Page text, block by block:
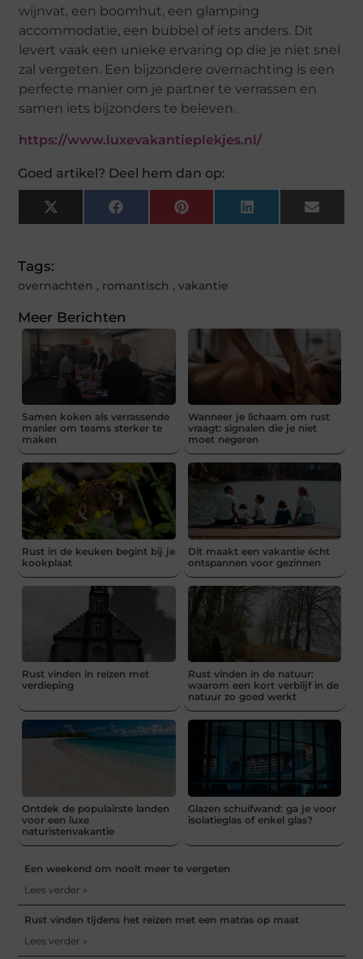
wijnvat, een boomhut, een glamping
accommodatie, een bubbel of iets anders. Dit
levert vaak een unieke ervaring op die je niet snel
zal vergeten. Een bijzondere overnachting is een
perfecte manier om je partner te verrassen en
samen iets bijzonders te beleven.
https://www.luxevakantieplekjes.nl/
Goed artikel? Deel hem dan op:
X
(Twitter)
FacebookPinterestLinkedInEmail
Tags:
overnachten , romantisch ,vakantie
Meer Berichten
Samen koken als verrassende
manier om teams sterker te
maken
Wanneer je lichaam om rust
vraagt: signalen die je niet
moet negeren
Rust in de keuken begint bij je
kookplaat
Dit maakt een vakantie écht
ontspannen voor gezinnen
Rust vinden in reizen met
verdieping
Rust vinden in de natuur:
waarom een kort verblijf in de
natuur zo goed werkt
Ontdek de populairste landen
voor een luxe
naturistenvakantie
Glazen schuifwand: ga je voor
isolatieglas of enkel glas?
Een weekend om nooit meer te vergeten
Lees verder »
Rust vinden tijdens het reizen met een matras op maat
Lees verder »